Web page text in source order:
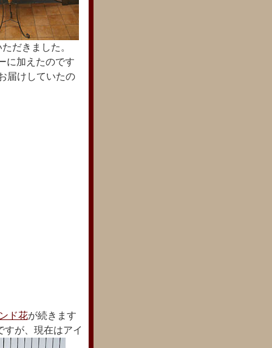
だきました。
に加えたのです
届けしていたの
ド花が続きます
すが、現在はアイ